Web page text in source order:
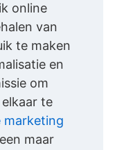
online
van
te maken
en
om
te
marketing
maar